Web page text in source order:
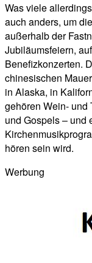
Was viele
auch anders, um
außerhalb der
Jubiläumsfeiern,
Benefizkonzerten.
chinesischen
in Alaska, in
gehören Wein-
und Gospels – und
hören sein wird.
Werbung